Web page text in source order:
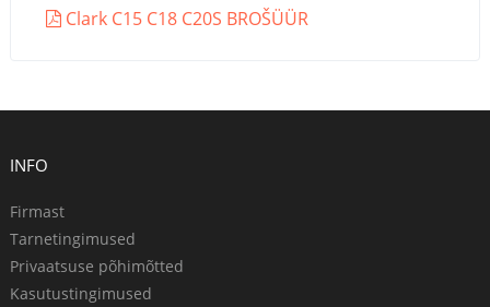
Clark C15 C18 C20S BROŠÜÜR
INFO
Firmast
Tarnetingimused
Privaatsuse põhimõtted
Kasutustingimused